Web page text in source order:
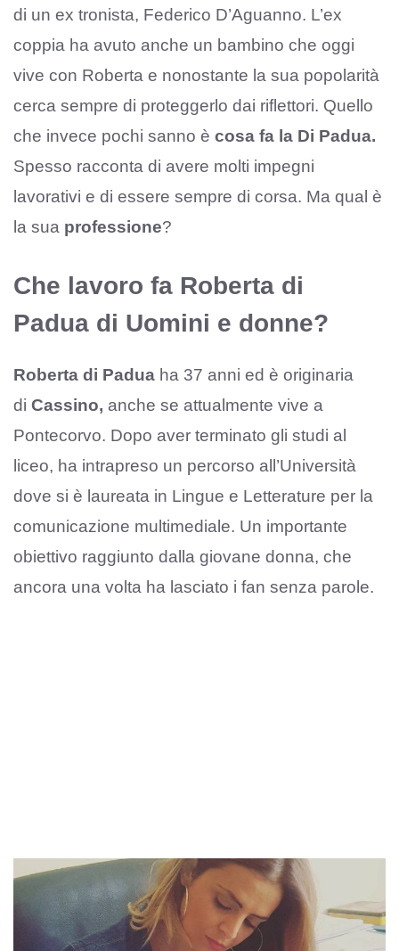
di un ex tronista, Federico D’Aguanno. L’ex
coppia ha avuto anche un bambino che oggi
vive con Roberta e nonostante la sua popolarità
cerca sempre di proteggerlo dai riflettori. Quello
che invece pochi sanno è cosa fa la Di Padua.
Spesso racconta di avere molti impegni
lavorativi e di essere sempre di corsa. Ma qual è
la sua professione?
Che lavoro fa Roberta di
Padua di Uomini e donne?
Roberta di Padua ha 37 anni ed è originaria
di Cassino, anche se attualmente vive a
Pontecorvo. Dopo aver terminato gli studi al
liceo, ha intrapreso un percorso all’Università
dove si è laureata in Lingue e Letterature per la
comunicazione multimediale. Un importante
obiettivo raggiunto dalla giovane donna, che
ancora una volta ha lasciato i fan senza parole.